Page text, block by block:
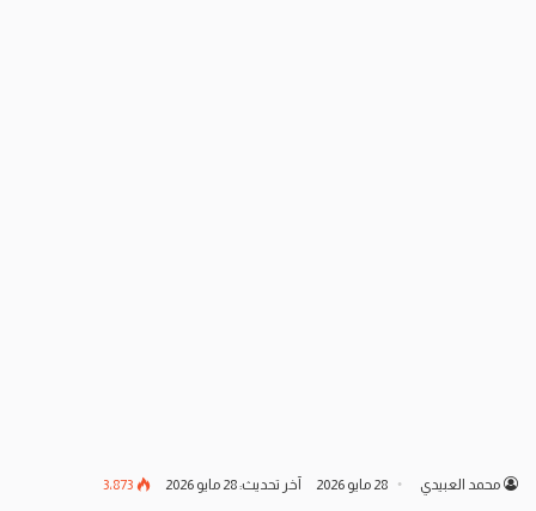
محمد العبيدي 28 مايو 2026 آخر تحديث: 28 مايو 2026 3٬873